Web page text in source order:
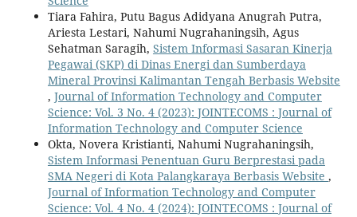
Tiara Fahira, Putu Bagus Adidyana Anugrah Putra,
Ariesta Lestari, Nahumi Nugrahaningsih, Agus
Sehatman Saragih, Sistem Informasi Sasaran Kinerja
Pegawai (SKP) di Dinas Energi dan Sumberdaya
Mineral Provinsi Kalimantan Tengah Berbasis Website
, Journal of Information Technology and Computer
Science: Vol. 3 No. 4 (2023): JOINTECOMS : Journal of
Information Technology and Computer Science
Okta, Novera Kristianti, Nahumi Nugrahaningsih,
Sistem Informasi Penentuan Guru Berprestasi pada
SMA Negeri di Kota Palangkaraya Berbasis Website ,
Journal of Information Technology and Computer
Science: Vol. 4 No. 4 (2024): JOINTECOMS : Journal of